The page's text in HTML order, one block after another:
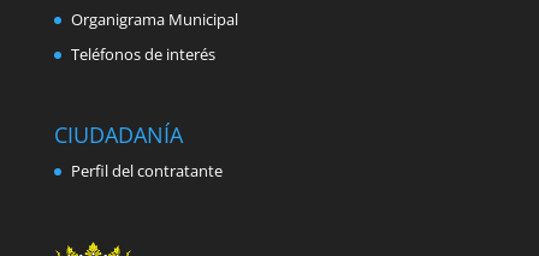
Organigrama Municipal
Teléfonos de interés
CIUDADANÍA
Perfil del contratante